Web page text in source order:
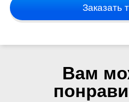
Заказать
Вам